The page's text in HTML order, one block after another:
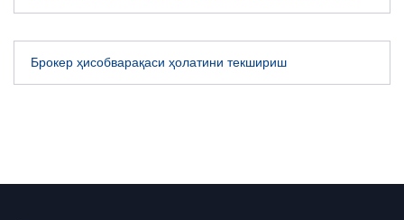
Брокер ҳисобварақаси ҳолатини текшириш